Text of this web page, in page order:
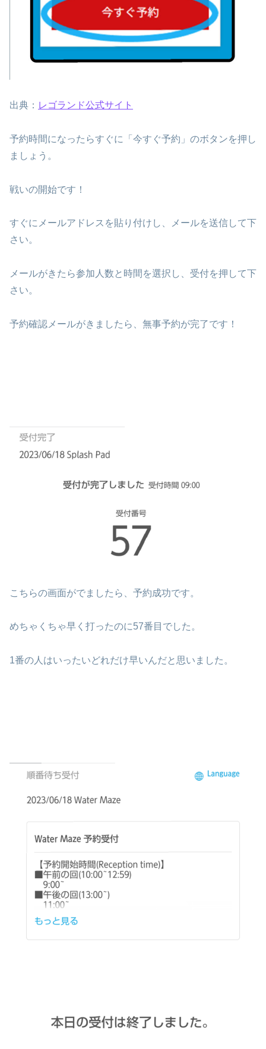
出典： レゴランド公式サイト
予約時間になったらすぐに「今すぐ予約」のボタンを押し
ましょう。
戦いの開始です！
すぐにメールアドレスを貼り付けし、メールを送信して下
さい。
メールがきたら参加人数と時間を選択し、受付を押して下
さい。
予約確認メールがきましたら、無事予約が完了です！
こちらの画面がでましたら、予約成功です。
めちゃくちゃ早く打ったのに57番目でした。
1番の人はいったいどれだけ早いんだと思いました。